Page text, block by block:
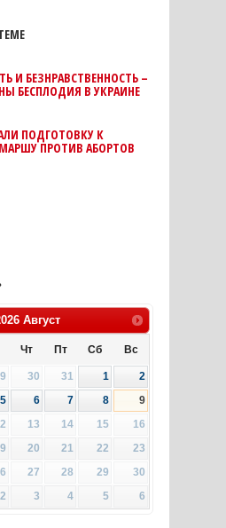
И БЕЗНРАВСТВЕННОСТЬ –
БЕСПЛОДИЯ В УКРАИНЕ
ПОДГОТОВКУ К
ПРОТИВ АБОРТОВ
Август
Чт Пт Сб Вс
30 31 1
2
5 6 7 8
9
13 14 15
16
20 21 22
23
27 28 29
30
2 3 4 5 6